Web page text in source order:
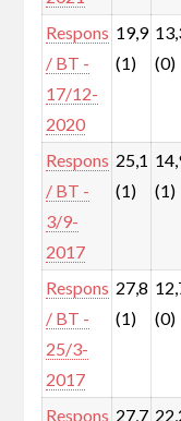
Respons
/ BT -
17/12-
2020
19,9
(1)
(0)
Respons
/ BT -
3/9-
2017
25,1
(1)
(1)
Respons
/ BT -
25/3-
2017
27,8
(1)
(0)
Respons 27,7